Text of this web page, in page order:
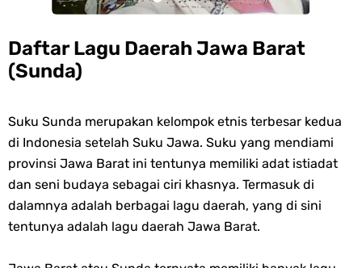
Daftar Lagu Daerah Jawa Barat
(Sunda)
Suku Sunda merupakan kelompok etnis terbesar kedua
di Indonesia setelah Suku Jawa. Suku yang mendiami
provinsi Jawa Barat ini tentunya memiliki adat istiadat
dan seni budaya sebagai ciri khasnya. Termasuk di
dalamnya adalah berbagai lagu daerah, yang di sini
tentunya adalah lagu daerah Jawa Barat.